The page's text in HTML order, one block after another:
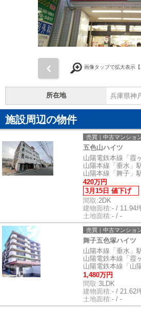
画像タップで拡大表示【
所在地 兵庫県神
施設周辺の物件
売買｜中古マンショ
五色山ハイツ
山陽電鉄本線「霞
山陽本線「垂水」
山陽本線「舞子」
420万円
3月15日 値下げ
間取:2DK
建物面積:- / 11.94
土地面積:- / -
売買｜中古マンショ
舞子五色塚ハイ
山陽本線「垂水」
山陽電鉄本線「霞
山陽電鉄本線「山
1,480万円
間取:3LDK
建物面積:- / 21.62
土地面積:- / -